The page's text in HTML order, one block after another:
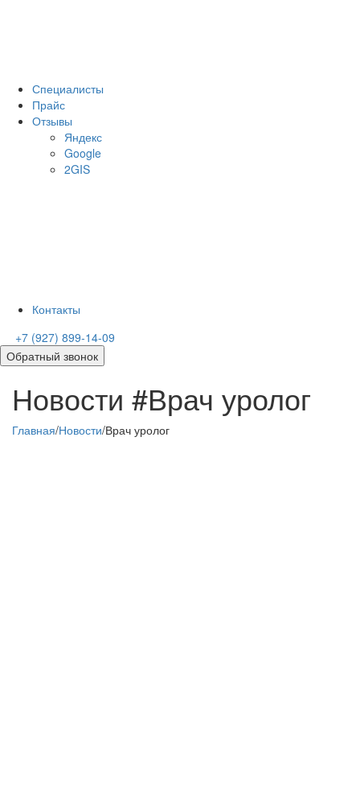
Специалисты
Прайс
Отзывы
Яндекс
Google
2GIS
Контакты
+7 (927) 899-14-09
Обратный звонок
Новости #Врач уролог
Главная/Новости/Врач уролог